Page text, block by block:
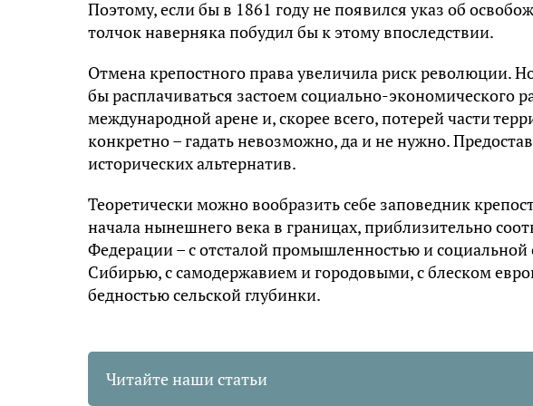
Поэтому, если бы в 1861 году не появился указ об
толчок наверняка побудил бы к этому впоследствии.
Отмена крепостного права увеличила риск революции.
бы расплачиваться застоем социально-экономического
международной арене и, скорее всего, потерей части
конкретно – гадать невозможно, да и не нужно.
исторических альтернатив.
Теоретически можно вообразить себе заповедник
начала нынешнего века в границах, приблизительно
Федерации – с отсталой промышленностью и социальной
Сибирью, с самодержавием и городовыми, с блеском
бедностью сельской глубинки.
Читайте наши статьи